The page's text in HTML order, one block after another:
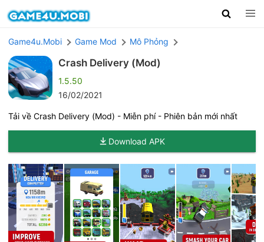
Game4u.Mobi Game Mod Mô Phỏng
Crash Delivery (Mod)
1.5.50
16/02/2021
Tải về Crash Delivery (Mod) - Miễn phí - Phiên bản mới nhất
Download APK